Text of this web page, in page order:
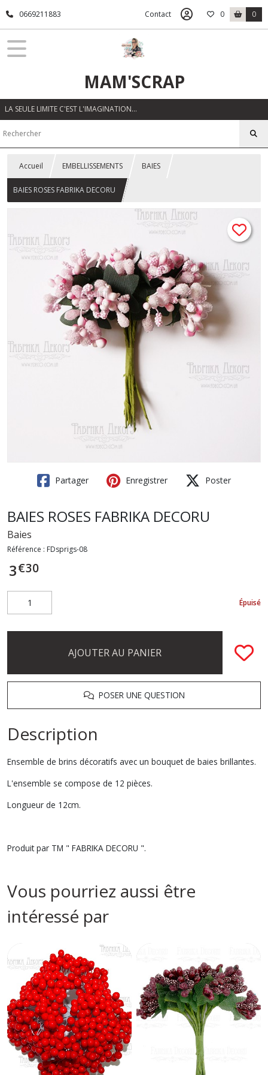
0669211883 Contact 0 0
MAM'SCRAP
LA SEULE LIMITE C'EST L'IMAGINATION…
Accueil EMBELLISSEMENTS BAIES
BAIES ROSES FABRIKA DECORU
Partager Enregistrer Poster
BAIES ROSES FABRIKA DECORU
Baies
Référence : FDsprigs-08
3€30
Épuisé
AJOUTER AU PANIER
POSER UNE QUESTION
Description
Ensemble de brins décoratifs avec un bouquet de baies brillantes.
L'ensemble se compose de 12 pièces.
Longueur de 12cm.
Produit par TM " FABRIKA DECORU ".
Vous pourriez aussi être
intéressé par